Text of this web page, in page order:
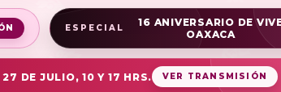
ESPECIAL
16 ANIVERSARIO DE
OAXACA
DE JULIO, 10 Y 17 HRS. VER TRANSMISIÓN